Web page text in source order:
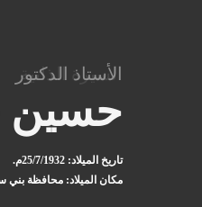
السيرة الذاتية
الأستاذ الدكتور
حسين
تاريخ الميلاد: 25/7/1932م.
مكان الميلاد: محافظة بني